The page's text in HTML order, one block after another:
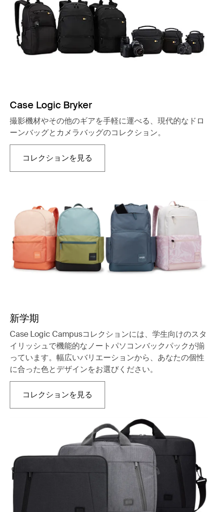
Case Logic Bryker
撮影機材やその他のギアを手軽に運べる、現代的なドロ
ーンバッグとカメラバッグのコレクション。
コレクションを見る新しいタブで開きます
新学期
Case Logic Campusコレクションには、学生向けのスタ
イリッシュで機能的なノートパソコンバックパックが揃
っています。幅広いバリエーションから、あなたの個性
に合った色とデザインをお選びください。
コレクションを見る新しいタブで開きます